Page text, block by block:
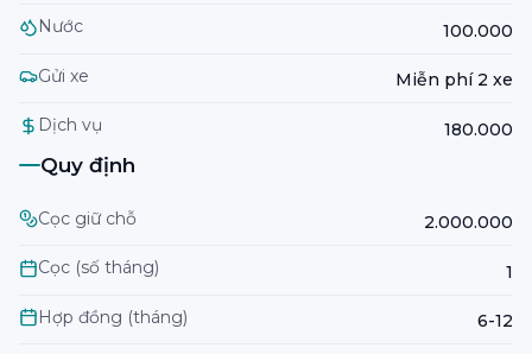
Nước 100.000
Gửi xe Miễn phí 2 xe
Dịch vụ 180.000
Quy định
Cọc giữ chỗ 2.000.000
Cọc (số tháng) 1
Hợp đồng (tháng) 6-12